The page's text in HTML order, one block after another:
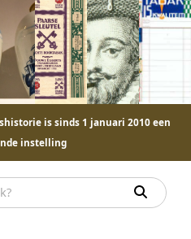
is sinds 1 januari 2010 een
instelling